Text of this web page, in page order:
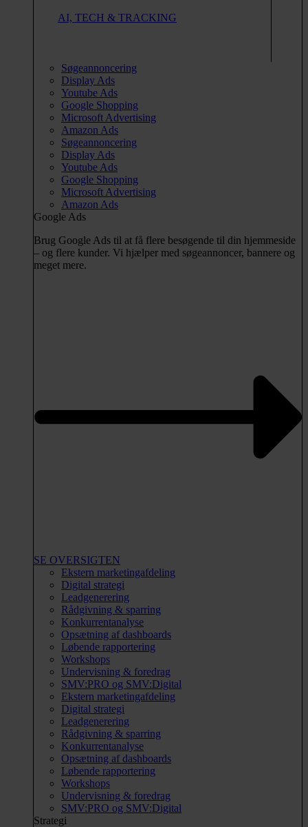
AI, TECH & TRACKING
Søgeannoncering
Display Ads
Youtube Ads
Google Shopping
Microsoft Advertising
Amazon Ads
Søgeannoncering
Display Ads
Youtube Ads
Google Shopping
Microsoft Advertising
Amazon Ads
Google Ads
Brug Google Ads til at få flere besøgende til din hjemmeside
– og flere kunder. Vi hjælper med søgeannoncer, bannere og
meget mere.
SE OVERSIGTEN
Ekstern marketingafdeling
Digital strategi
Leadgenerering
Rådgivning & sparring
Konkurrentanalyse
Opsætning af dashboards
Løbende rapportering
Workshops
Undervisning & foredrag
SMV:PRO og SMV:Digital
Ekstern marketingafdeling
Digital strategi
Leadgenerering
Rådgivning & sparring
Konkurrentanalyse
Opsætning af dashboards
Løbende rapportering
Workshops
Undervisning & foredrag
SMV:PRO og SMV:Digital
Strategi